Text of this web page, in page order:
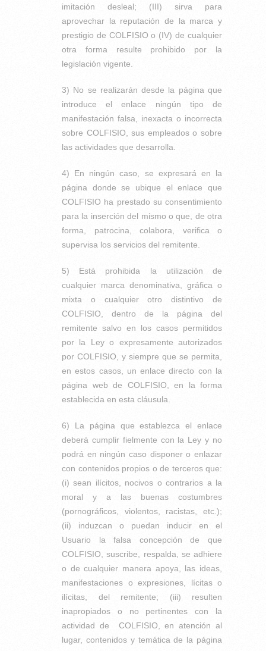
imitación desleal; (III) sirva para
aprovechar la reputación de la marca y
prestigio de COLFISIO o (IV) de cualquier
otra forma resulte prohibido por la
legislación vigente.
3) No se realizarán desde la página que
introduce el enlace ningún tipo de
manifestación falsa, inexacta o incorrecta
sobre COLFISIO, sus empleados o sobre
las actividades que desarrolla.
4) En ningún caso, se expresará en la
página donde se ubique el enlace que
COLFISIO ha prestado su consentimiento
para la inserción del mismo o que, de otra
forma, patrocina, colabora, verifica o
supervisa los servicios del remitente.
5) Está prohibida la utilización de
cualquier marca denominativa, gráfica o
mixta o cualquier otro distintivo de
COLFISIO, dentro de la página del
remitente salvo en los casos permitidos
por la Ley o expresamente autorizados
por COLFISIO, y siempre que se permita,
en estos casos, un enlace directo con la
página web de COLFISIO, en la forma
establecida en esta cláusula.
6) La página que establezca el enlace
deberá cumplir fielmente con la Ley y no
podrá en ningún caso disponer o enlazar
con contenidos propios o de terceros que:
(i) sean ilícitos, nocivos o contrarios a la
moral y a las buenas costumbres
(pornográficos, violentos, racistas, etc.);
(ii) induzcan o puedan inducir en el
Usuario la falsa concepción de que
COLFISIO, suscribe, respalda, se adhiere
o de cualquier manera apoya, las ideas,
manifestaciones o expresiones, lícitas o
ilícitas, del remitente; (iii) resulten
inapropiados o no pertinentes con la
actividad de COLFISIO, en atención al
lugar, contenidos y temática de la página